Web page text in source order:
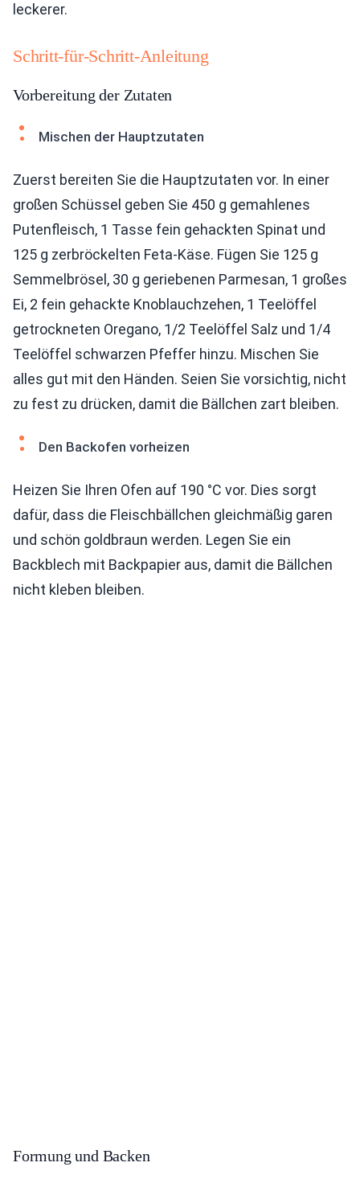
leckerer.
Schritt-für-Schritt-Anleitung
Vorbereitung der Zutaten
Mischen der Hauptzutaten
Zuerst bereiten Sie die Hauptzutaten vor. In einer
großen Schüssel geben Sie 450 g gemahlenes
Putenfleisch, 1 Tasse fein gehackten Spinat und
125 g zerbröckelten Feta-Käse. Fügen Sie 125 g
Semmelbrösel, 30 g geriebenen Parmesan, 1 großes
Ei, 2 fein gehackte Knoblauchzehen, 1 Teelöffel
getrockneten Oregano, 1/2 Teelöffel Salz und 1/4
Teelöffel schwarzen Pfeffer hinzu. Mischen Sie
alles gut mit den Händen. Seien Sie vorsichtig, nicht
zu fest zu drücken, damit die Bällchen zart bleiben.
Den Backofen vorheizen
Heizen Sie Ihren Ofen auf 190 °C vor. Dies sorgt
dafür, dass die Fleischbällchen gleichmäßig garen
und schön goldbraun werden. Legen Sie ein
Backblech mit Backpapier aus, damit die Bällchen
nicht kleben bleiben.
Formung und Backen